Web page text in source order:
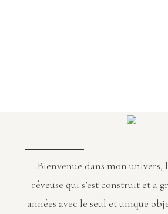
Bienvenue dans mon univers,
rêveuse qui s’est construit et a
années avec le seul et unique